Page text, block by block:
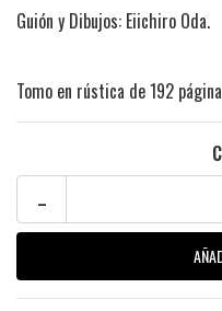
Guión y Dibujos: Eiichiro Oda.
Tomo en rústica de 192
-